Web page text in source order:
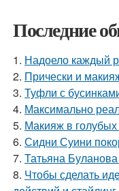
Последние
1. Надоело каждый
2. Прически и
3. Туфли с
4. Максимально
5. Макияж в голубых
6. Сидни Суини
7. Татьяна
8. Чтобы сделать